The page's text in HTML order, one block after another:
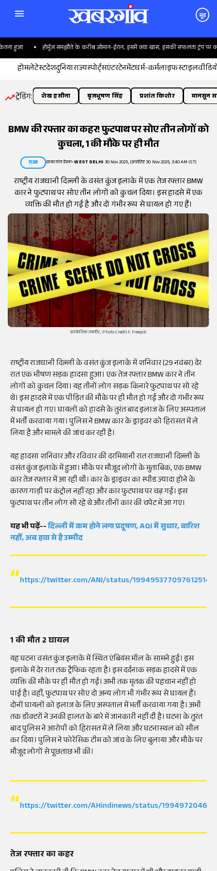
मूड
हुआ होर्मुज समझौते के करीब ओमान-ईरान, इसमें क्या खास; इसकी सफलता ट्रंप पर क्यों
होमलेटेस्टदेशदुनियाराज्यस्पोर्ट्सएंटरटेनमेंटधर्म-कर्मलाइफस्टाइल
ट्रेंडिंग: शेख हसीना बृजभूषण सिंह प्रशांत किशोर मानसून
BMW की रफ्तार का कहर! फुटपाथ पर सोए तीन लोगों को
कुचला, 1 की मौके पर ही मौत
राज्य खबरगांव डेस्क•WEST DELHI 30 Nov 2025, (अपडेटेड 30 Nov 2025, 3:40 AM IST)
राष्ट्रीय राजधानी दिल्ली के वसंत कुंज इलाके में एक तेज रफ्तार BMW
कार ने फुटपाथ पर सोए तीन लोगों को कुचल दिया। इस हादसे में एक
व्यक्ति की मौत हो गई है और दो गंभीर रूप से घायल हो गए हैं।
सांकेतिक तस्वीर, Photo Credtit: Freepik
राष्ट्रीय राजधानी दिल्ली के वसंत कुंज इलाके में शनिवार (29 नवंबर) देर
रात एक भीषण सड़क हादसा हुआ। एक तेज रफ्तार BMW कार ने तीन
लोगों को कुचल दिया। यह तीनों लोग सड़क किनारे फुटपाथ पर सो रहे
थे। इस हादसे में एक पीड़ित की मौके पर ही मौत हो गई और दो गंभीर रूप
से घायल हो गए। घायलों को हादसे के तुरंत बाद इलाज के लिए अस्पताल
में भर्ती करवाया गया। पुलिस ने BMW कार के ड्राइवर को हिरासत में ले
लिया है और मामले की जांच कर रही है।
यह हादसा शनिवार और रविवार की दरमियानी रात राजधानी दिल्ली के
वसंत कुंज इलाके में हुआ। मौके पर मौजूद लोगों के मुताबिक, एक BMW
कार तेज रफ्तार में आ रही थी। कार के ड्राइवर का स्पीड ज्यादा होने के
कारण गाड़ी पर कंट्रोल नहीं रहा और कार फुटपाथ पर चढ़ गई। इस
फुटपाथ पर तीन लोग सो रहे थे और तीनों कार की चपेट में आ गए।
यह भी पढ़ें--दिल्ली में कम होने लगा प्रदूषण, AQI में सुधार, बारिश
नहीं, अब हवा से है उम्मीद
https://twitter.com/ANI/status/1994953770976125141
1 की मौत 2 घायल
यह घटना वसंत कुंज इलाके में स्थित एंबियंस मॉल के सामने हुई। इस
इलाके में देर रात तक ट्रैफिक रहता है। इस दर्दनाक सड़क हादसे में एक
व्यक्ति की मौके पर ही मौत हो गई। अभी तक मृतक की पहचान नहीं हो
पाई है। वहीं, फुटपाथ पर सोए दो अन्य लोग भी गंभीर रूप से घायल हैं।
दोनों घायलों को इलाज के लिए अस्पताल में भर्ती करवाया गया है। अभी
तक डॉक्टरों ने उनकी हालत के बारे में जानकारी नहीं दी है। घटना के तुरंत
बाद पुलिस ने आरोपी को हिरासत में ले लिया और घटनास्थल को सील
कर दिया। पुलिस ने फोरेंसिक टीम को जांच के लिए बुलाया और मौके पर
मौजूद लोगों से पूछताछ भी की।
https://twitter.com/AHindinews/status/
तेज रफ्तार का कहर